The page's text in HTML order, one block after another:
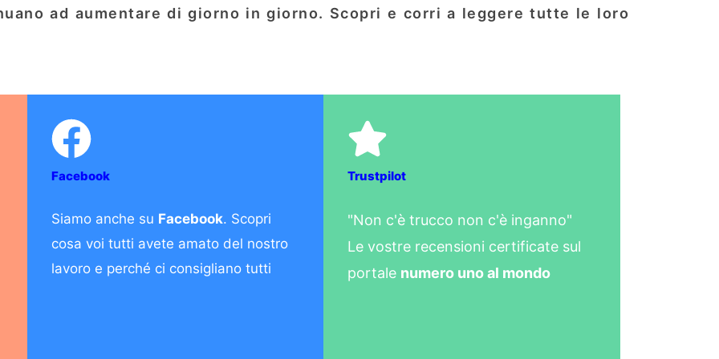
ad aumentare di giorno in giorno. Scopri e corri a leggere tutte le loro
Facebook
Siamo anche su Facebook. Scopri
cosa voi tutti avete amato del nostro
lavoro e perché ci consigliano tutti
Trustpilot
"Non c'è trucco non c'è inganno"
Le vostre recensioni certificate sul
portale numero uno al mondo